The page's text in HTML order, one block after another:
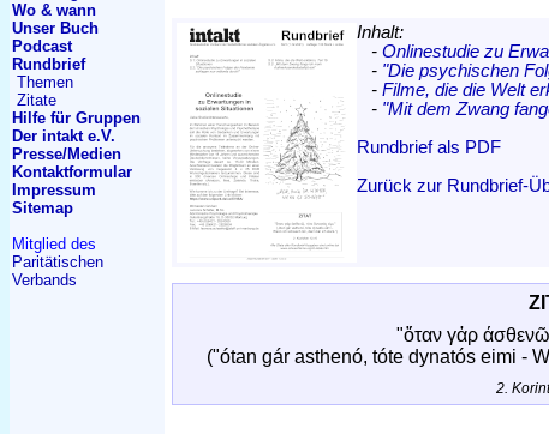
Wo & wann
Unser Buch
Podcast
Rundbrief
Themen
Zitate
Hilfe für Gruppen
Der intakt e.V.
Presse/Medien
Kontaktformular
Impressum
Sitemap
Mitglied des
Paritätischen
Verbands
Inhalt:
- Onlinestudie zu
- "Die psychischen
- Filme, die die Welt
- "Mit dem Zwang
Rundbrief als PDF
Zurück zur Rundbrief-
"ὅταν γἀρ άσθενῶ,
("ótan gár asthenó, tóte dynatós eimi -
2.